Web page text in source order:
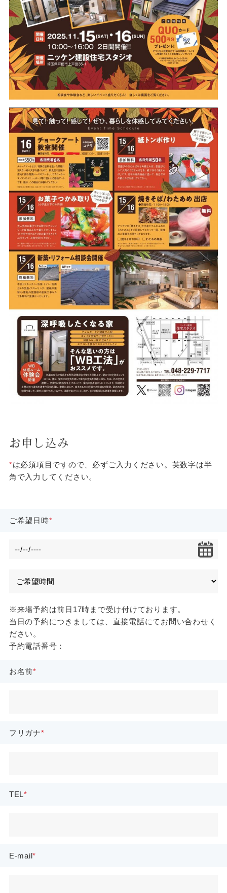
お申し込み
*は必須項目ですので、必ずご入力ください。英数字は半
角で入力してください。
ご希望日時
※来場予約は前日17時まで受け付けております。
当日の予約につきましては、直接電話にてお問い合わせく
ださい。
予約電話番号：
お名前
フリガナ
TEL
E-mail